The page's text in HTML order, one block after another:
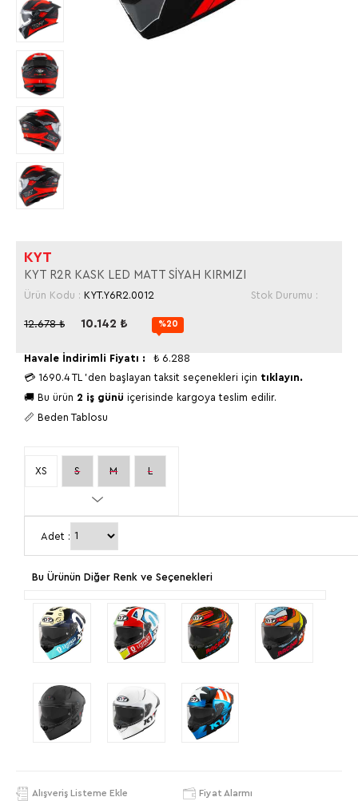
KYT
KYT R2R KASK LED MATT SİYAH KIRMIZI
Ürün Kodu : KYT.Y6R2.0012 Stok Durumu :
12.678₺ 10.142 ₺ %20
Havale İndirimli Fiyatı : ₺ 6.288
💳 1690.4 TL 'den başlayan taksit seçenekleri için tıklayın.
🚚 Bu ürün 2 iş günü içerisinde kargoya teslim edilir.
📏 Beden Tablosu
XS S M L
Adet :
Bu Ürünün Diğer Renk ve Seçenekleri
Alışveriş Listeme Ekle Fiyat Alarmı